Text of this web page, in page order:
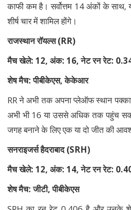
काफी कम है। सर्वोत्तम 14 अंकों के साथ,
शीर्ष चार में शामिल होंगे।
राजस्थान रॉयल्स (RR)
मैच खेले: 12, अंक: 16, नेट रन रेट:
शेष मैच: पीबीकेएस, केकेआर
RR ने अभी तक अपना प्लेऑफ स्थान पक्का
अभी भी 16 या उससे अधिक तक पहुंच
जगह बनाने के लिए एक या दो जीत की
सनराइजर्स हैदराबाद(SRH)
मैच खेले: 12, अंक: 14, नेट रन रेट:
शेष मैच: जीटी, पीबीकेएस